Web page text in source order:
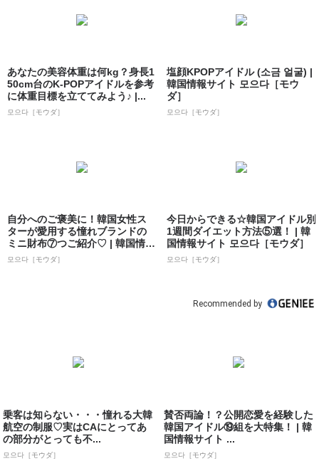
あなたの美容体重は何kg？身長1
50cm台のK-POPアイドルを参考
に体重目標を立ててみよう♪ |...
모으다［モウダ］
塩顔KPOPアイドル (소금 얼굴) |
韓国情報サイト 모으다［モウ
ダ］
모으다［モウダ］
自分へのご褒美に！韓国女性ス
ターが愛用する憧れブランドの
ミニ財布⑦つご紹介♡ | 韓国情報
サイト ...
모으다［モウダ］
今日からできる☆韓国アイドル別
1週間ダイエット方法⑤選！ | 韓
国情報サイト 모으다［モウダ］
모으다［モウダ］
Recommended by
乗客は知らない・・・憧れる大韓
航空の制服♡実はCAにとってあ
の部分がとっても不...
모으다［モウダ］
賛否両論！？公開恋愛を経験した
韓国アイドル⑲組を大特集！ | 韓
国情報サイト ...
모으다［モウダ］